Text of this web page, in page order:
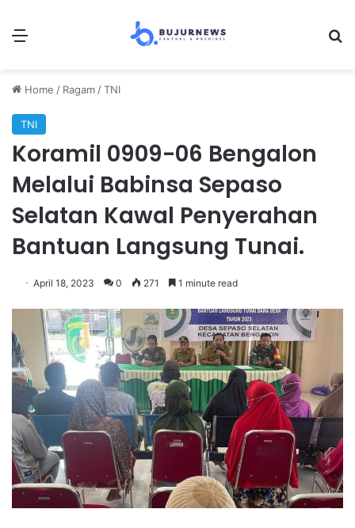
Menu
Home / Ragam /TNI
TNI
Koramil 0909-06 Bengalon
Melalui Babinsa Sepaso
Selatan Kawal Penyerahan
Bantuan Langsung Tunai.
April 18, 2023 0 271 1 minute read